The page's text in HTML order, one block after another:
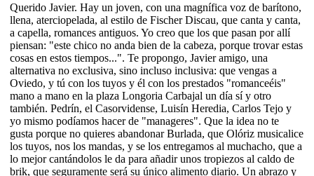
Querido Javier. Hay un joven, con una magnífica voz de barítono,
llena, aterciopelada, al estilo de Fischer Discau, que canta y canta,
a capella, romances antiguos. Yo creo que los que pasan por allí
piensan: "este chico no anda bien de la cabeza, porque trovar estas
cosas en estos tiempos...". Te propongo, Javier amigo, una
alternativa no exclusiva, sino incluso inclusiva: que vengas a
Oviedo, y tú con los tuyos y él con los prestados "romanceéis"
mano a mano en la plaza Longoria Carbajal un día sí y otro
también. Pedrín, el Casorvidense, Luisín Heredia, Carlos Tejo y
yo mismo podíamos hacer de "manageres". Que la idea no te
gusta porque no quieres abandonar Burlada, que Olóriz musicalice
los tuyos, nos los mandas, y se los entregamos al muchacho, que a
lo mejor cantándolos le da para añadir unos tropiezos al caldo de
brik, que seguramente será su único alimento diario. Un abrazo y